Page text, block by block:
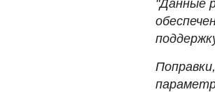
"Данные